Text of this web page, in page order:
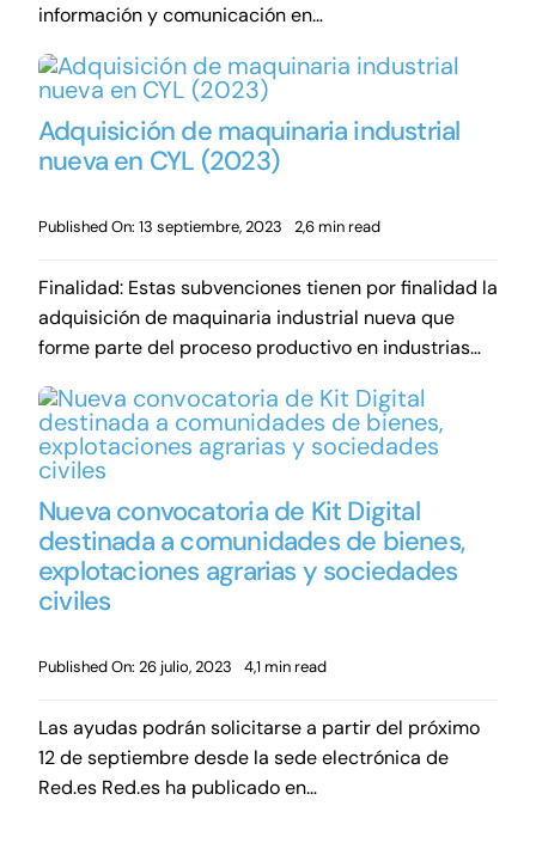
información y comunicación en…
Adquisición de maquinaria industrial
nueva en CYL (2023)
Published On: 13 septiembre, 2023 2,6 min read
Finalidad: Estas subvenciones tienen por finalidad la
adquisición de maquinaria industrial nueva que
forme parte del proceso productivo en industrias…
Nueva convocatoria de Kit Digital
destinada a comunidades de bienes,
explotaciones agrarias y sociedades
civiles
Published On: 26 julio, 2023 4,1 min read
Las ayudas podrán solicitarse a partir del próximo
12 de septiembre desde la sede electrónica de
Red.es Red.es ha publicado en…